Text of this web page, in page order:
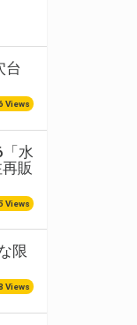
台
Views
「水
販
Views
限
Views